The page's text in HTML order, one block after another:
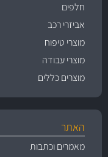
חלפים
אביזרי רכב
מוצרי טיפוח
מוצרי עבודה
מוצרים כללים
האתר
מאמרים וכתבות